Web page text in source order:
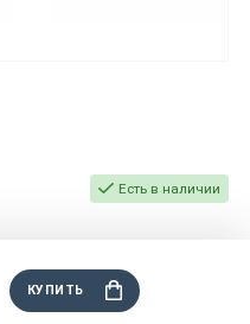
Есть в наличии
КУПИТЬ